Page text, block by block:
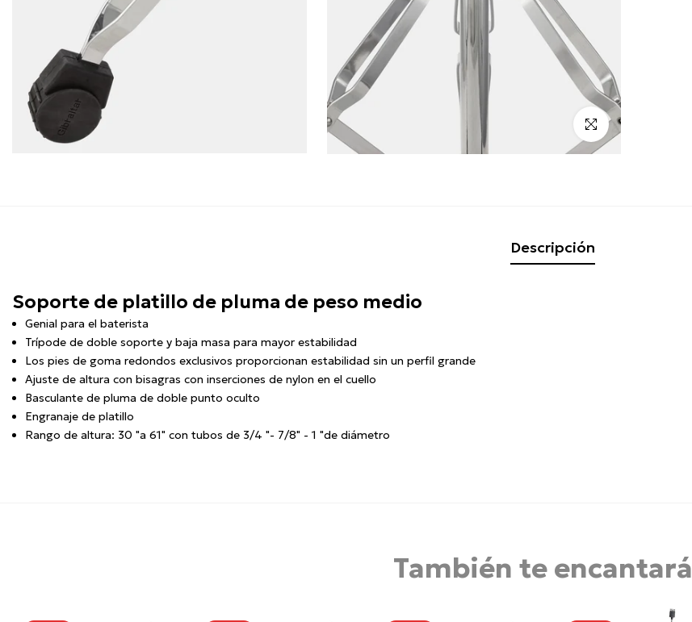
Click para alargar
Descripción
Soporte de platillo de pluma de peso medio
Genial para el baterista
Trípode de doble soporte y baja masa para mayor estabilidad
Los pies de goma redondos exclusivos proporcionan estabilidad sin un perfil grande
Ajuste de altura con bisagras con inserciones de nylon en el cuello
Basculante de pluma de doble punto oculto
Engranaje de platillo
Rango de altura: 30 "a 61" con tubos de 3/4 "- 7/8" - 1 "de diámetro
También te encantará